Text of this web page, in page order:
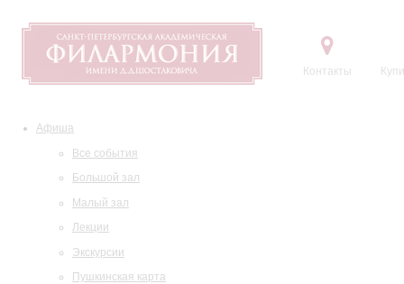
Контакты
Афиша
Все события
Большой зал
Малый зал
Лекции
Экскурсии
Пушкинская карта